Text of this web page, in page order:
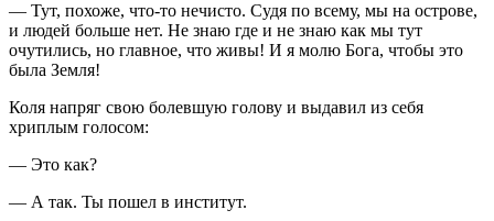
— Тут, похоже, что-то нечисто. Судя по всему, мы на острове,
и людей больше нет. Не знаю где и не знаю как мы тут
очутились, но главное, что живы! И я молю Бога, чтобы это
была Земля!
Коля напряг свою болевшую голову и выдавил из себя
хриплым голосом:
— Это как?
— А так. Ты пошел в институт.